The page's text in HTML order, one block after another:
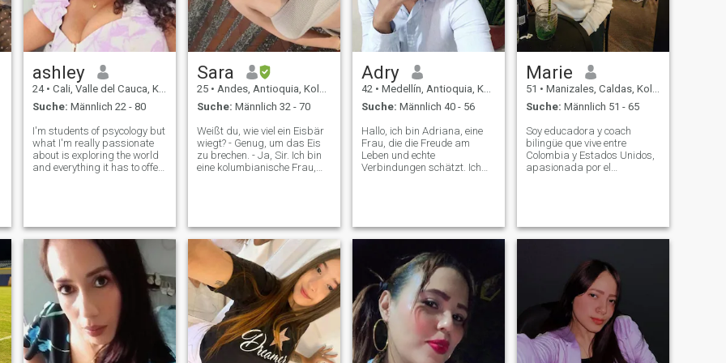
ashley
24 • Cali, Valle del Cauca, Kolumbien
Suche: Männlich 22 - 80
I'm students of psycology but
what I'm really passionate
about is exploring the world
and everything it has to offer.
or simply meeting i
Sara
25 • Andes, Antioquia, Kolumbien
Suche: Männlich 32 - 70
Weißt du, wie viel ein Eisbär
wiegt? - Genug, um das Eis
zu brechen. - Ja, Sir. Ich bin
eine kolumbianische Frau,
exotisches Gericht zu
probieren. Wenn Sie Lust
haben, die aufregenden
Emotionen des Lebens zu
erforschen, dann begeben
wir uns gemeinsam auf
unser nächstes Abenteuer.
Ich mag Gastronomie, Sport,
die Natur, immer glücklich
und lächelnd zu sein.
Adry
42 • Medellín, Antioquia, Kolumbien
Suche: Männlich 40 - 56
Hallo, ich bin Adriana, eine
Frau, die die Freude am
Leben und echte
Verbindungen schätzt. Ich
einem Lächeln für jede
Gelegenheit. Ich liebe es, die
Schönheit meines Landes zu
erkunden, besonders wenn
der Weg mich zum Strand
führt, meinem Lieblingsplatz
auf der Welt. Ich freue mich
darauf, Abenteuer zu teilen
und unvergessliche
Erinnerungen zu schaffen.
Meine Tochter ist das Licht
Marie
51 • Manizales, Caldas, Kolumbien
Suche: Männlich 51 - 65
Soy educadora y coach
bilingüe que vive entre
Colombia y Estados Unidos,
apasionada por el
Disfruto las conversaciones
profundas, los viajes e